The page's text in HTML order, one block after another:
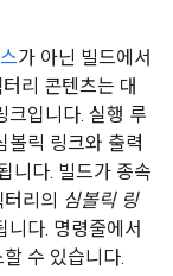
가 아닌 빌드에서
리 콘텐츠는 대
크입니다. 실행 루
볼릭 링크와 출력
니다. 빌드가 종속
리의 심볼릭 링
니다. 명령줄에서
수 있습니다.